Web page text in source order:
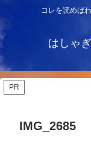
コレを読めば
はしゃ
PR
IMG_2685